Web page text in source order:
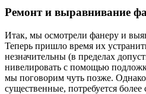
Ремонт и выравнивание
Итак, мы осмотрели фанеру и
Теперь пришло время их
незначительны (в пределах
нивелировать с помощью
мы поговорим чуть позже.
существенные, потребуется более